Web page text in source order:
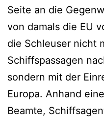
Seite an die
von damals die EU
die Schleuser nicht
Schiffspassagen
sondern mit der
Europa. Anhand
Beamte,